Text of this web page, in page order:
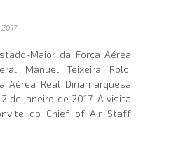
2017
Maior da Força Aérea
Manuel Teixeira Rolo,
Aérea Real Dinamarquesa
de janeiro de 2017. A visita
do Chief of Air Staff